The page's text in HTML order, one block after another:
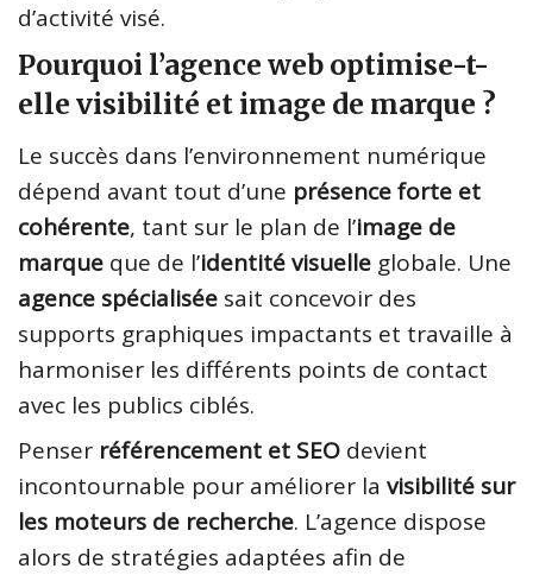
d’activité visé.
Pourquoi l’agence web optimise-t-
elle visibilité et image de marque ?
Le succès dans l’environnement numérique
dépend avant tout d’une présence forte et
cohérente, tant sur le plan de l’image de
marque que de l’identité visuelle globale. Une
agence spécialisée sait concevoir des
supports graphiques impactants et travaille à
harmoniser les différents points de contact
avec les publics ciblés.
Penser référencement et SEO devient
incontournable pour améliorer la visibilité sur
les moteurs de recherche. L’agence dispose
alors de stratégies adaptées afin de